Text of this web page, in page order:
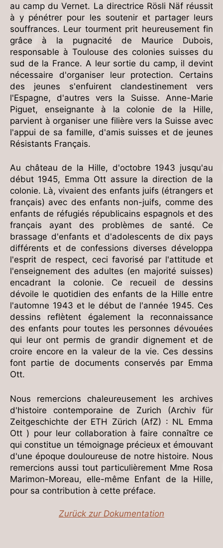
au camp du Vernet. La directrice Rösli Näf réussit
à y pénétrer pour les soutenir et partager leurs
souffrances. Leur tourment prit heureusement fin
grâce à la pugnacité de Maurice Dubois,
responsable à Toulouse des colonies suisses du
sud de la France. A leur sortie du camp, il devint
nécessaire d'organiser leur protection. Certains
des jeunes s'enfuirent clandestinement vers
l'Espagne, d'autres vers la Suisse. Anne-Marie
Piguet, enseignante à la colonie de la Hille,
parvient à organiser une filière vers la Suisse avec
l'appui de sa famille, d'amis suisses et de jeunes
Résistants Français.
Au château de la Hille, d'octobre 1943 jusqu'au
début 1945, Emma Ott assure la direction de la
colonie. Là, vivaient des enfants juifs (étrangers et
français) avec des enfants non-juifs, comme des
enfants de réfugiés républicains espagnols et des
français ayant des problèmes de santé. Ce
brassage d'enfants et d'adolescents de dix pays
différents et de confessions diverses développa
l'esprit de respect, ceci favorisé par l'attitude et
l'enseignement des adultes (en majorité suisses)
encadrant la colonie. Ce recueil de dessins
dévoile le quotidien des enfants de la Hille entre
l'automne 1943 et le début de l'année 1945. Ces
dessins reflètent également la reconnaissance
des enfants pour toutes les personnes dévouées
qui leur ont permis de grandir dignement et de
croire encore en la valeur de la vie. Ces dessins
font partie de documents conservés par Emma
Ott.
Nous remercions chaleureusement les archives
d'histoire contemporaine de Zurich (Archiv für
Zeitgeschichte der ETH Zürich (AfZ) : NL Emma
Ott ) pour leur collaboration à faire connaître ce
qui constitue un témoignage précieux et émouvant
d'une époque douloureuse de notre histoire. Nous
remercions aussi tout particulièrement Mme Rosa
Marimon-Moreau, elle-même Enfant de la Hille,
pour sa contribution à cette préface.
Zurück zur Dokumentation